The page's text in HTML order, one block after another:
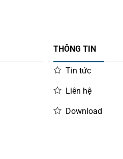
THÔNG TIN
Tin tức
Liên hệ
Download